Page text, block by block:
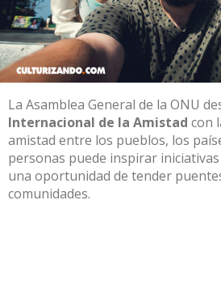
La Asamblea General de la ONU
Internacional de la Amistad con
amistad entre los pueblos, los
personas puede inspirar
una oportunidad de tender
comunidades.